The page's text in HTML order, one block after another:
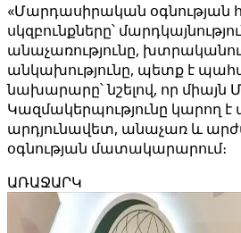
«Մարդասիրական օգնության
սկզբունքները՝
անաչառությունը,
անկախությունը, պետք է
նախարարը՝ նշելով, որ միայն
Կազմակերպությունը կարող
արդյունավետ, անաչառ և
օգնության մատակարարում։
ԱՌԱՋԱՐԿ